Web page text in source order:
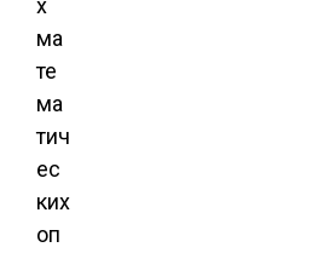
х
ма
те
ма
тич
ес
ких
оп